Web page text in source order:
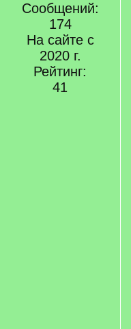
Сообщений:
174
На сайте с
2020 г.
Рейтинг:
41